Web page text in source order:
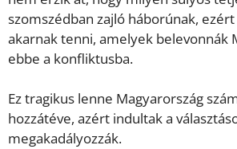
szomszédban zajló háborúnak,
akarnak tenni, amelyek belevonnák
ebbe a konfliktusba.
Ez tragikus lenne Magyarország
hozzátéve, azért indultak a
megakadályozzák.